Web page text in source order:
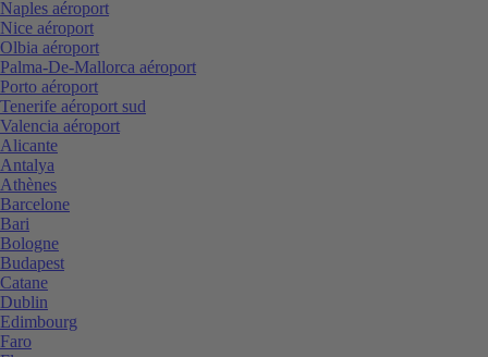
Naples aéroport
Nice aéroport
Olbia aéroport
Palma-De-Mallorca aéroport
Porto aéroport
Tenerife aéroport sud
Valencia aéroport
Alicante
Antalya
Athènes
Barcelone
Bari
Bologne
Budapest
Catane
Dublin
Edimbourg
Faro